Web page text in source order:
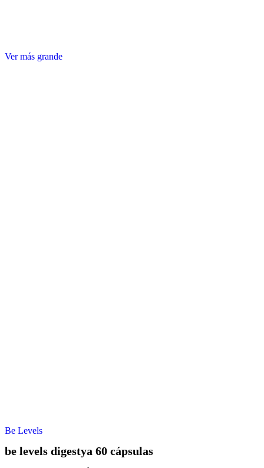
Ver más grande
Be Levels
be levels digestya 60 cápsulas